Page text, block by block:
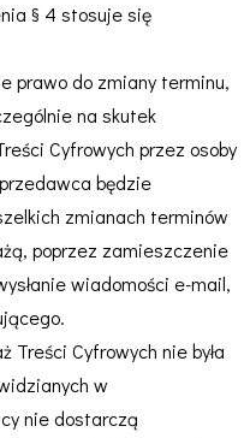
§ 4 stosuje się
prawo do zmiany terminu,
na skutek
Cyfrowych przez osoby
będzie
zmianach terminów
poprzez zamieszczenie
wiadomości e-mail,
Treści Cyfrowych nie była
w
nie dostarczą